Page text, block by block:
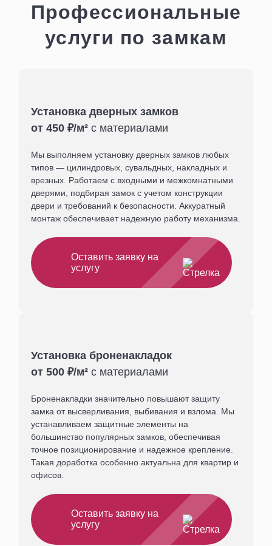
Профессиональные
услуги по замкам
Установка дверных замков
от 450 ₽/м²с материалами
Мы выполняем установку дверных замков любых
типов — цилиндровых, сувальдных, накладных и
врезных. Работаем с входными и межкомнатными
дверями, подбирая замок с учетом конструкции
двери и требований к безопасности. Аккуратный
монтаж обеспечивает надежную работу механизма.
Оставить заявку на
услугу
Установка броненакладок
от 500 ₽/м²с материалами
Броненакладки значительно повышают защиту
замка от высверливания, выбивания и взлома. Мы
устанавливаем защитные элементы на
большинство популярных замков, обеспечивая
точное позиционирование и надежное крепление.
Такая доработка особенно актуальна для квартир и
офисов.
Оставить заявку на
услугу